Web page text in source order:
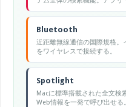
を横断検索できる。
Bluetooth
近距離無線通信の国際規格
をワイヤレスで接続する。
Spotlight
Macに標準搭載された全文検
Web情報を一発で呼び出せる。